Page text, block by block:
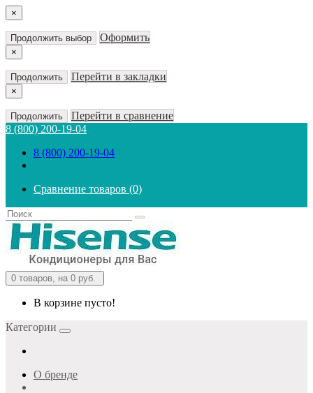
×
Продолжить выбор Оформить
×
Продолжить Перейти в закладки
×
Продолжить
Перейти в сравнение
8 (800) 200-19-04
8 (800) 200-19-04
Сравнение товаров (0)
0 товаров, на 0 руб.
В корзине пусто!
Категории
О бренде